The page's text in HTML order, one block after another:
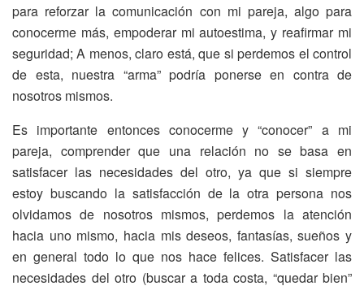
para reforzar la comunicación con mi pareja, algo para
conocerme más, empoderar mi autoestima, y reafirmar mi
seguridad; A menos, claro está, que si perdemos el control
de esta, nuestra “arma” podría ponerse en contra de
nosotros mismos.
Es importante entonces conocerme y “conocer” a mi
pareja, comprender que una relación no se basa en
satisfacer las necesidades del otro, ya que si siempre
estoy buscando la satisfacción de la otra persona nos
olvidamos de nosotros mismos, perdemos la atención
hacia uno mismo, hacia mis deseos, fantasías, sueños y
en general todo lo que nos hace felices. Satisfacer las
necesidades del otro (buscar a toda costa, “quedar bien”